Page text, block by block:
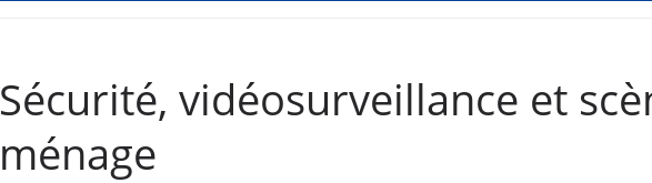
Sécurité, vidéosurveillance et
ménage